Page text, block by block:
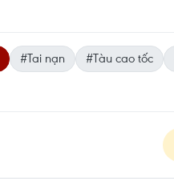
#Tai nạn #Tàu cao tốc